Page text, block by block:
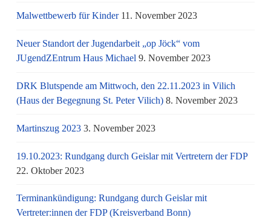
Malwettbewerb für Kinder 11. November 2023
Neuer Standort der Jugendarbeit „op Jöck“ vom
JUgendZEntrum Haus Michael 9. November 2023
DRK Blutspende am Mittwoch, den 22.11.2023 in Vilich
(Haus der Begegnung St. Peter Vilich) 8. November 2023
Martinszug 2023 3. November 2023
19.10.2023: Rundgang durch Geislar mit Vertretern der FDP
22. Oktober 2023
Terminankündigung: Rundgang durch Geislar mit
Vertreter:innen der FDP (Kreisverband Bonn)